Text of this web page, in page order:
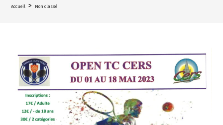
Accueil > Non classé